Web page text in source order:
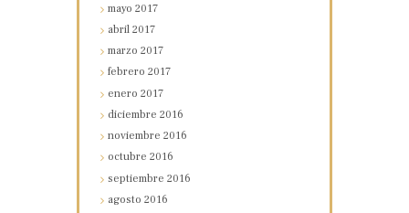
mayo2017
abril2017
marzo2017
febrero2017
enero2017
diciembre2016
noviembre2016
octubre2016
septiembre2016
agosto2016